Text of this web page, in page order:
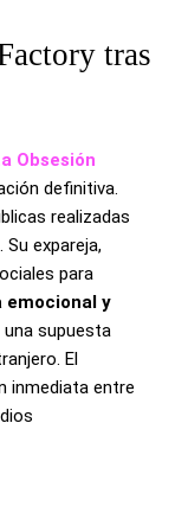
tras
Obsesión
definitiva.
realizadas
. Su expareja,
para
emocional y
una supuesta
El
inmediata entre